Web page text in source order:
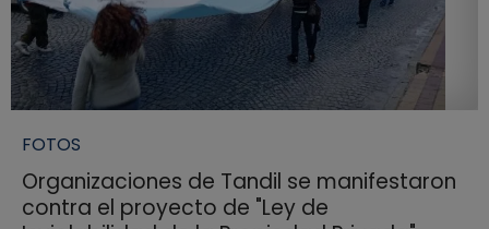
FOTOS
Organizaciones de Tandil se manifestaron
contra el proyecto de "Ley de